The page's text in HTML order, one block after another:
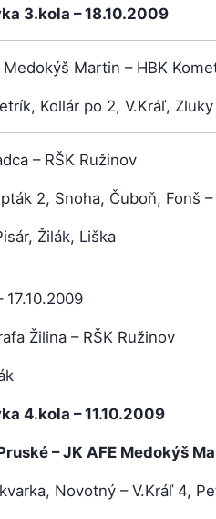
3.kola – 18.10.2009
Medokýš Martin – HBK
Kollár po 2, V.Kráľ,
– RŠK
2, Snoha, Čuboň, Fonš
Žilák, Liška
17.10.2009
Žilina – RŠK
4.kola – 11.10.2009
– JK AFE Medokýš
Novotný – V.Kráľ 4,